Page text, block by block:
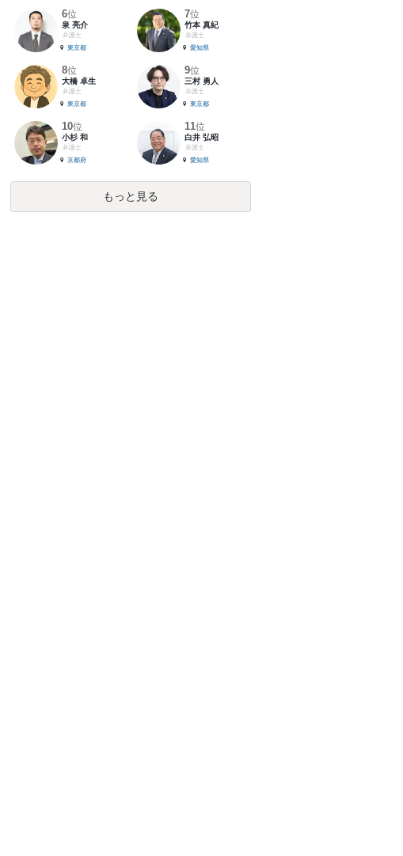
6位
泉 亮介
弁護士
東京都
7位
竹本 真紀
弁護士
愛知県
8位
大橋 卓生
弁護士
東京都
9位
三村 勇人
弁護士
東京都
10位
小杉 和
弁護士
京都府
11位
白井 弘昭
弁護士
愛知県
もっと見る